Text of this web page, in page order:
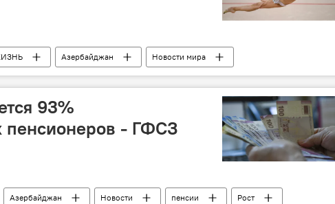
Азербайджан
Новости мира
гимнастика Тренер
93%
пенсионеров - ГФСЗ
Азербайджан Новости пенсии Рост